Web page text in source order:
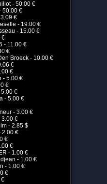
- 50.00 €
50.00 €
€
- 19.00 €
- 15.00 €
€
- 11.00 €
€
Broeck - 10.00 €
€
€
- 5.00 €
€
€
- 5.00 €
- 3.00 €
€
- 2.85 $
2.00 €
€
€
- 1.00 €
- 1.00 €
- 1.00 €
€